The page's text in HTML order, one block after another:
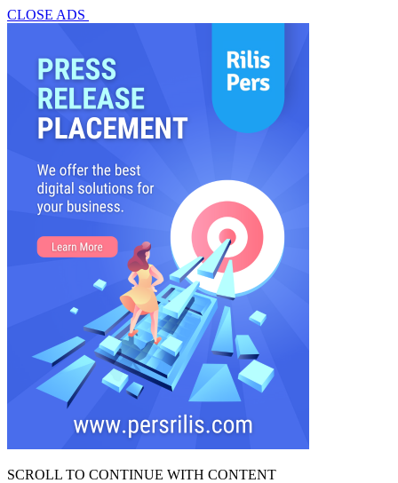
CLOSE ADS
SCROLL TO CONTINUE WITH CONTENT